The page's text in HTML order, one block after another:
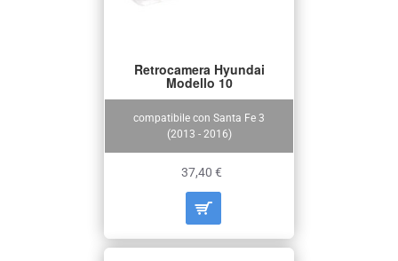
compatibile con Santa Fe 3
(2013 - 2016)
Retrocamera Hyundai
Modello 10
37,40 €